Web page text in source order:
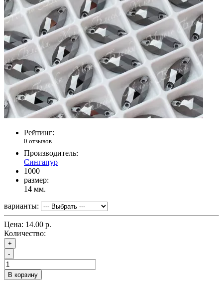
Рейтинг:
0 отзывов
Производитель:
Сингапур
1000
размер:
14 мм.
варианты:
Цена: 14.00 р.
Количество:
+
-
В корзину